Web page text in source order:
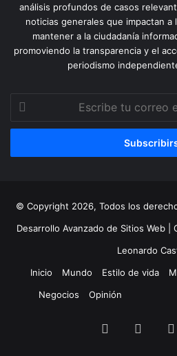
análisis profundos de casos
noticias generales que impactan a
mantener a la ciudadanía
promoviendo la transparencia y el
periodismo
correo
© Copyright 2026, Todos los
Desarrollo Avanzado de Sitios Web |
Leonardo
Inicio
Mundo Estilo de vida
Negocios
Opinión
Facebook